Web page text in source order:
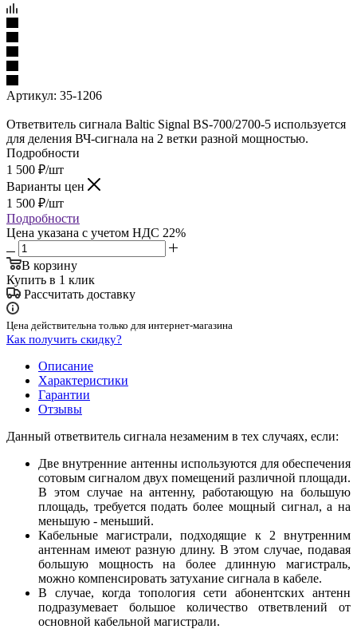
Артикул: 35-1206
Ответвитель сигнала Baltic Signal BS-700/2700-5 используется
для деления ВЧ-сигнала на 2 ветки разной мощностью.
Подробности
1 500 ₽/шт
Варианты цен
1 500 ₽/шт
Подробности
Цена указана с учетом НДС 22%
В корзину
Купить в 1 клик
Рассчитать доставку
Цена действительна только для интернет-магазина
Как получить скидку?
Описание
Характеристики
Гарантии
Отзывы
Данный ответвитель сигнала незаменим в тех случаях, если:
Две внутренние антенны используются для обеспечения
сотовым сигналом двух помещений различной площади.
В этом случае на антенну, работающую на большую
площадь, требуется подать более мощный сигнал, а на
меньшую - меньший.
Кабельные магистрали, подходящие к 2 внутренним
антеннам имеют разную длину. В этом случае, подавая
большую мощность на более длинную магистраль,
можно компенсировать затухание сигнала в кабеле.
В случае, когда топология сети абонентских антенн
подразумевает большое количество ответвлений от
основной кабельной магистрали.